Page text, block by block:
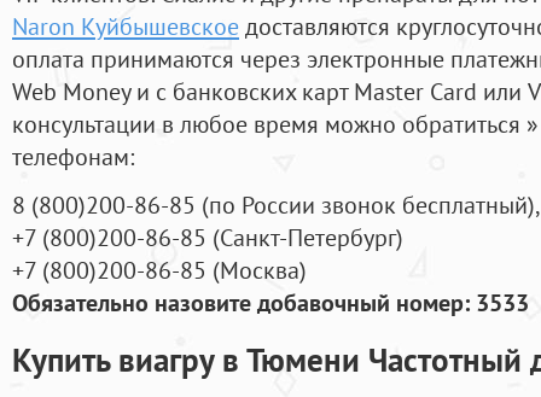
Naron Куйбышевскоедоставляются
оплата принимаются через электронные
Web Money и с банковских карт Master Card или
консультации в любое время можно обратиться
телефонам:
8 (800)200-86-85 (по России звонок бесплатный),
+7 (800)200-86-85 (Санкт-Петербург)
+7 (800)200-86-85 (Москва)
Обязательно назовите добавочный номер: 3533
Купить виагру в Тюмени Частотный